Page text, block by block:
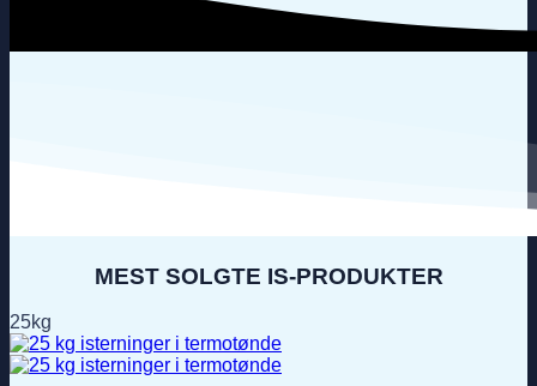
MEST SOLGTE IS-PRODUKTER
25kg